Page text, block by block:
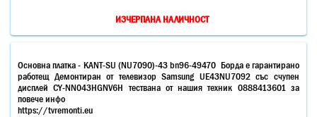
ИЗЧЕРПАНА НАЛИЧНОСТ
Основна платка - KANT-SU (NU7090)-43 bn96-49470 Борда е гарантирано
работещ Демонтиран от телевизор Samsung UE43NU7092 със счупен
дисплей CY-NN043HGNV6H тествана от нашия техник 0888413601 за
повече инфо
https://tvremonti.eu